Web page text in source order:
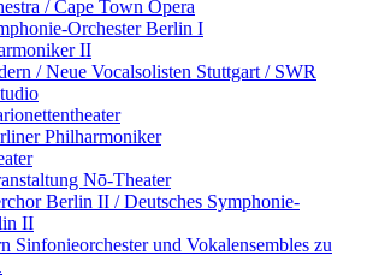
/ Cape Town Opera
Orchester Berlin I
II
/ Neue Vocalsolisten Stuttgart / SWR
Philharmoniker
Nō-Theater
Berlin II / Deutsches Symphonie-
II
Sinfonieorchester und Vokalensembles zu